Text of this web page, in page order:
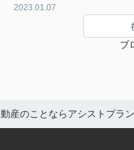
2023.01.07
ブ
産のことならアシストプラン